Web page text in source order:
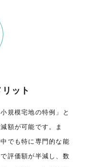
ット
規模宅地の特例」と
額が可能です。ま
でも特に専門的な能
評価額が半減し、数